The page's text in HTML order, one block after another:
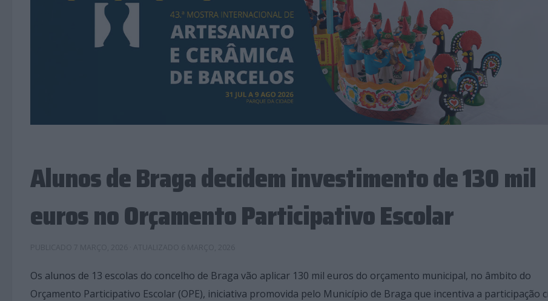
Alunos de Braga decidem investimento de 130 mil
euros no Orçamento Participativo Escolar
Os alunos de 13 escolas do concelho de Braga vão aplicar 130 mil euros do orçamento municipal, no âmbito do
Orçamento Participativo Escolar (OPE), iniciativa promovida pelo Município de Braga que incentiva a participação